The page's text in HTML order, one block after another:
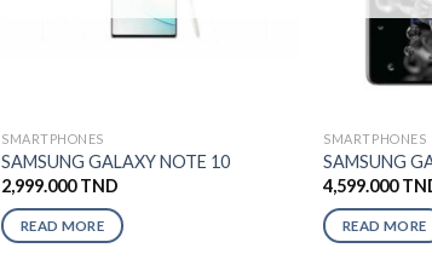
SMARTPHONES
SAMSUNG GALAXY NOTE 10
2,999.000TND
READ MORE
SMARTPHONES
SAMSUNG
4,599.000
READ MORE